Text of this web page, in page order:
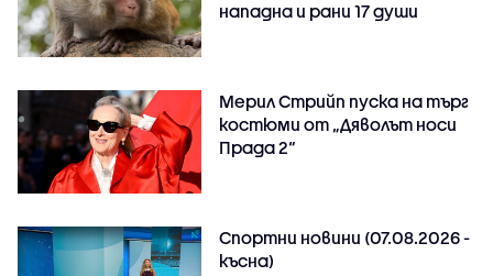
нападна и рани 17 души
Мерил Стрийп пуска на търг
костюми от „Дяволът носи
Прада 2“
Спортни новини (07.08.2026 -
късна)